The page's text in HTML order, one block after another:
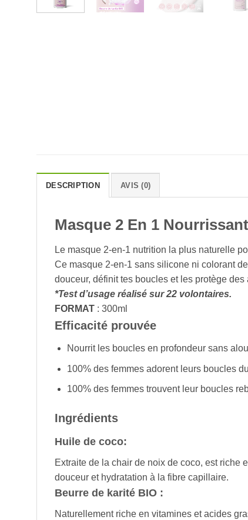
DESCRIPTION AVIS (0)
Masque 2 En 1
Le masque 2-en-1 nutrition la plus naturelle
Ce masque 2-en-1 sans silicone ni colorant
douceur, définit tes boucles et les protège
*Test d’usage réalisé sur 22 volontaires.
FORMAT : 300ml
Efficacité prouvée
Nourrit les boucles en profondeur sans
100% des femmes adorent leurs boucles
100% des femmes trouvent leur boucles
Ingrédients
Huile de coco:
Extraite de la chair de noix de coco, est riche
douceur et hydratation à la fibre capillaire.
Beurre de karité BIO :
Naturellement riche en vitamines et acides